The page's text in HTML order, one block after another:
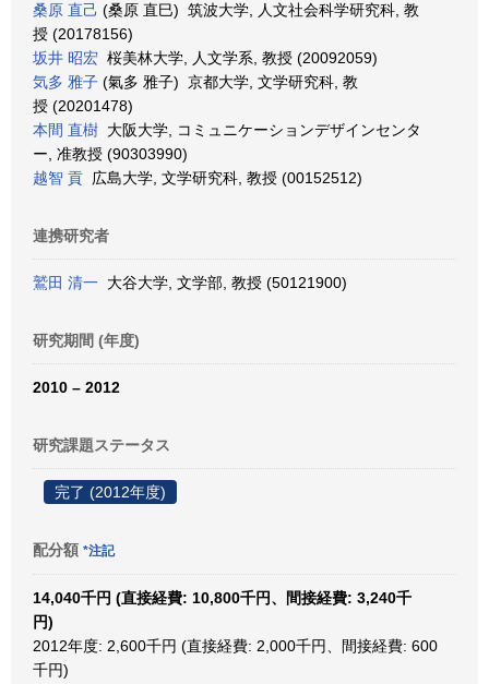
桑原 直己 (桑原 直巳) 筑波大学, 人文社会科学研究科, 教
授 (20178156)
坂井 昭宏 桜美林大学, 人文学系, 教授 (20092059)
気多 雅子 (氣多 雅子) 京都大学, 文学研究科, 教
授 (20201478)
本間 直樹 大阪大学, コミュニケーションデザインセンタ
ー, 准教授 (90303990)
越智 貢 広島大学, 文学研究科, 教授 (00152512)
連携研究者
鷲田 清一 大谷大学, 文学部, 教授 (50121900)
研究期間 (年度)
2010 – 2012
研究課題ステータス
完了 (2012年度)
配分額 *注記
14,040千円 (直接経費: 10,800千円、間接経費: 3,240千
円)
2012年度: 2,600千円 (直接経費: 2,000千円、間接経費: 600
千円)